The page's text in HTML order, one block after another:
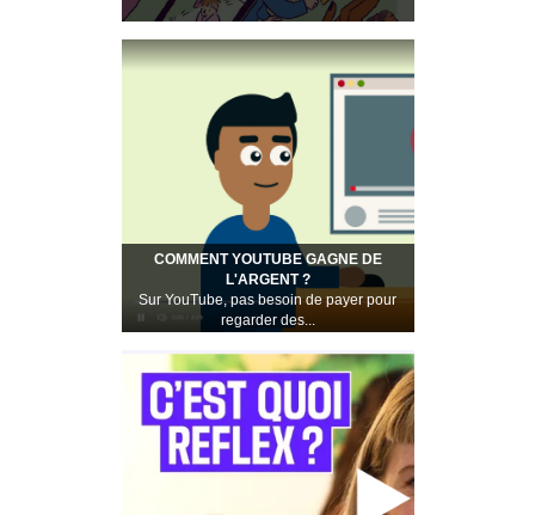
COMMENT YOUTUBE GAGNE DE
L'ARGENT ?
Sur YouTube, pas besoin de payer pour
regarder des...